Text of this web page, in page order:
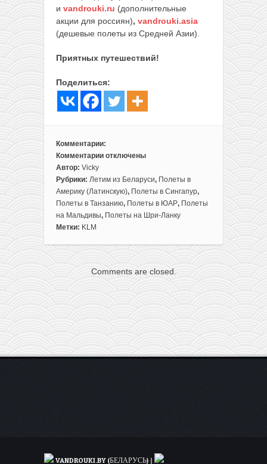
и vandrouki.ru (дополнительные
акции для россиян), vandrouki.asia
(дешевые полеты из Средней Азии).
Приятных путешествий!
Поделиться:
Комментарии:
Комментарии
к
записи
Снижение
цен
у
KLM:
из
Минска
Карибы,
Азию
всего
от
отключены
Автор: Vicky
Рубрики: Летим из Беларуси, Полеты в
Америку (Латинскую), Полеты в Сингапур,
Полеты в Танзанию, Полеты в ЮАР, Полеты
на Мальдивы, Полеты на Шри-Ланку
Метки: KLM
Comments are closed.
VANDROUKI.BY (БЕЛАРУСЬ) |